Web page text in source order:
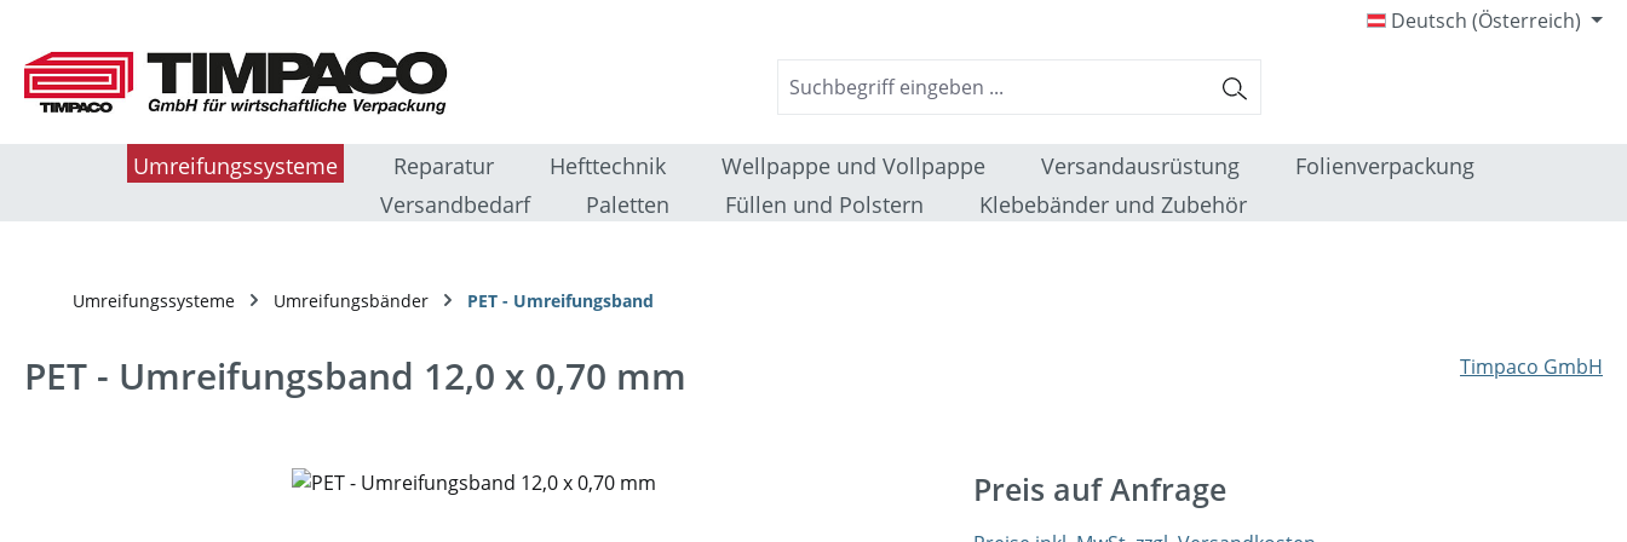
Deutsch (Österreich)
Umreifungssysteme Reparatur Hefttechnik Wellpappe und Vollpappe Versandausrüstung
Folienverpackung
Versandbedarf
Paletten Füllen und Polstern Klebebänder und Zubehör
Umreifungssysteme Umreifungsbänder PET - Umreifungsband
PET - Umreifungsband 12,0 x 0,70 mm Timpaco GmbH
Preis auf Anfrage